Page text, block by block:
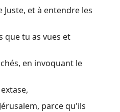
et à entendre les
que tu as vues et
en invoquant le
parce qu'ils